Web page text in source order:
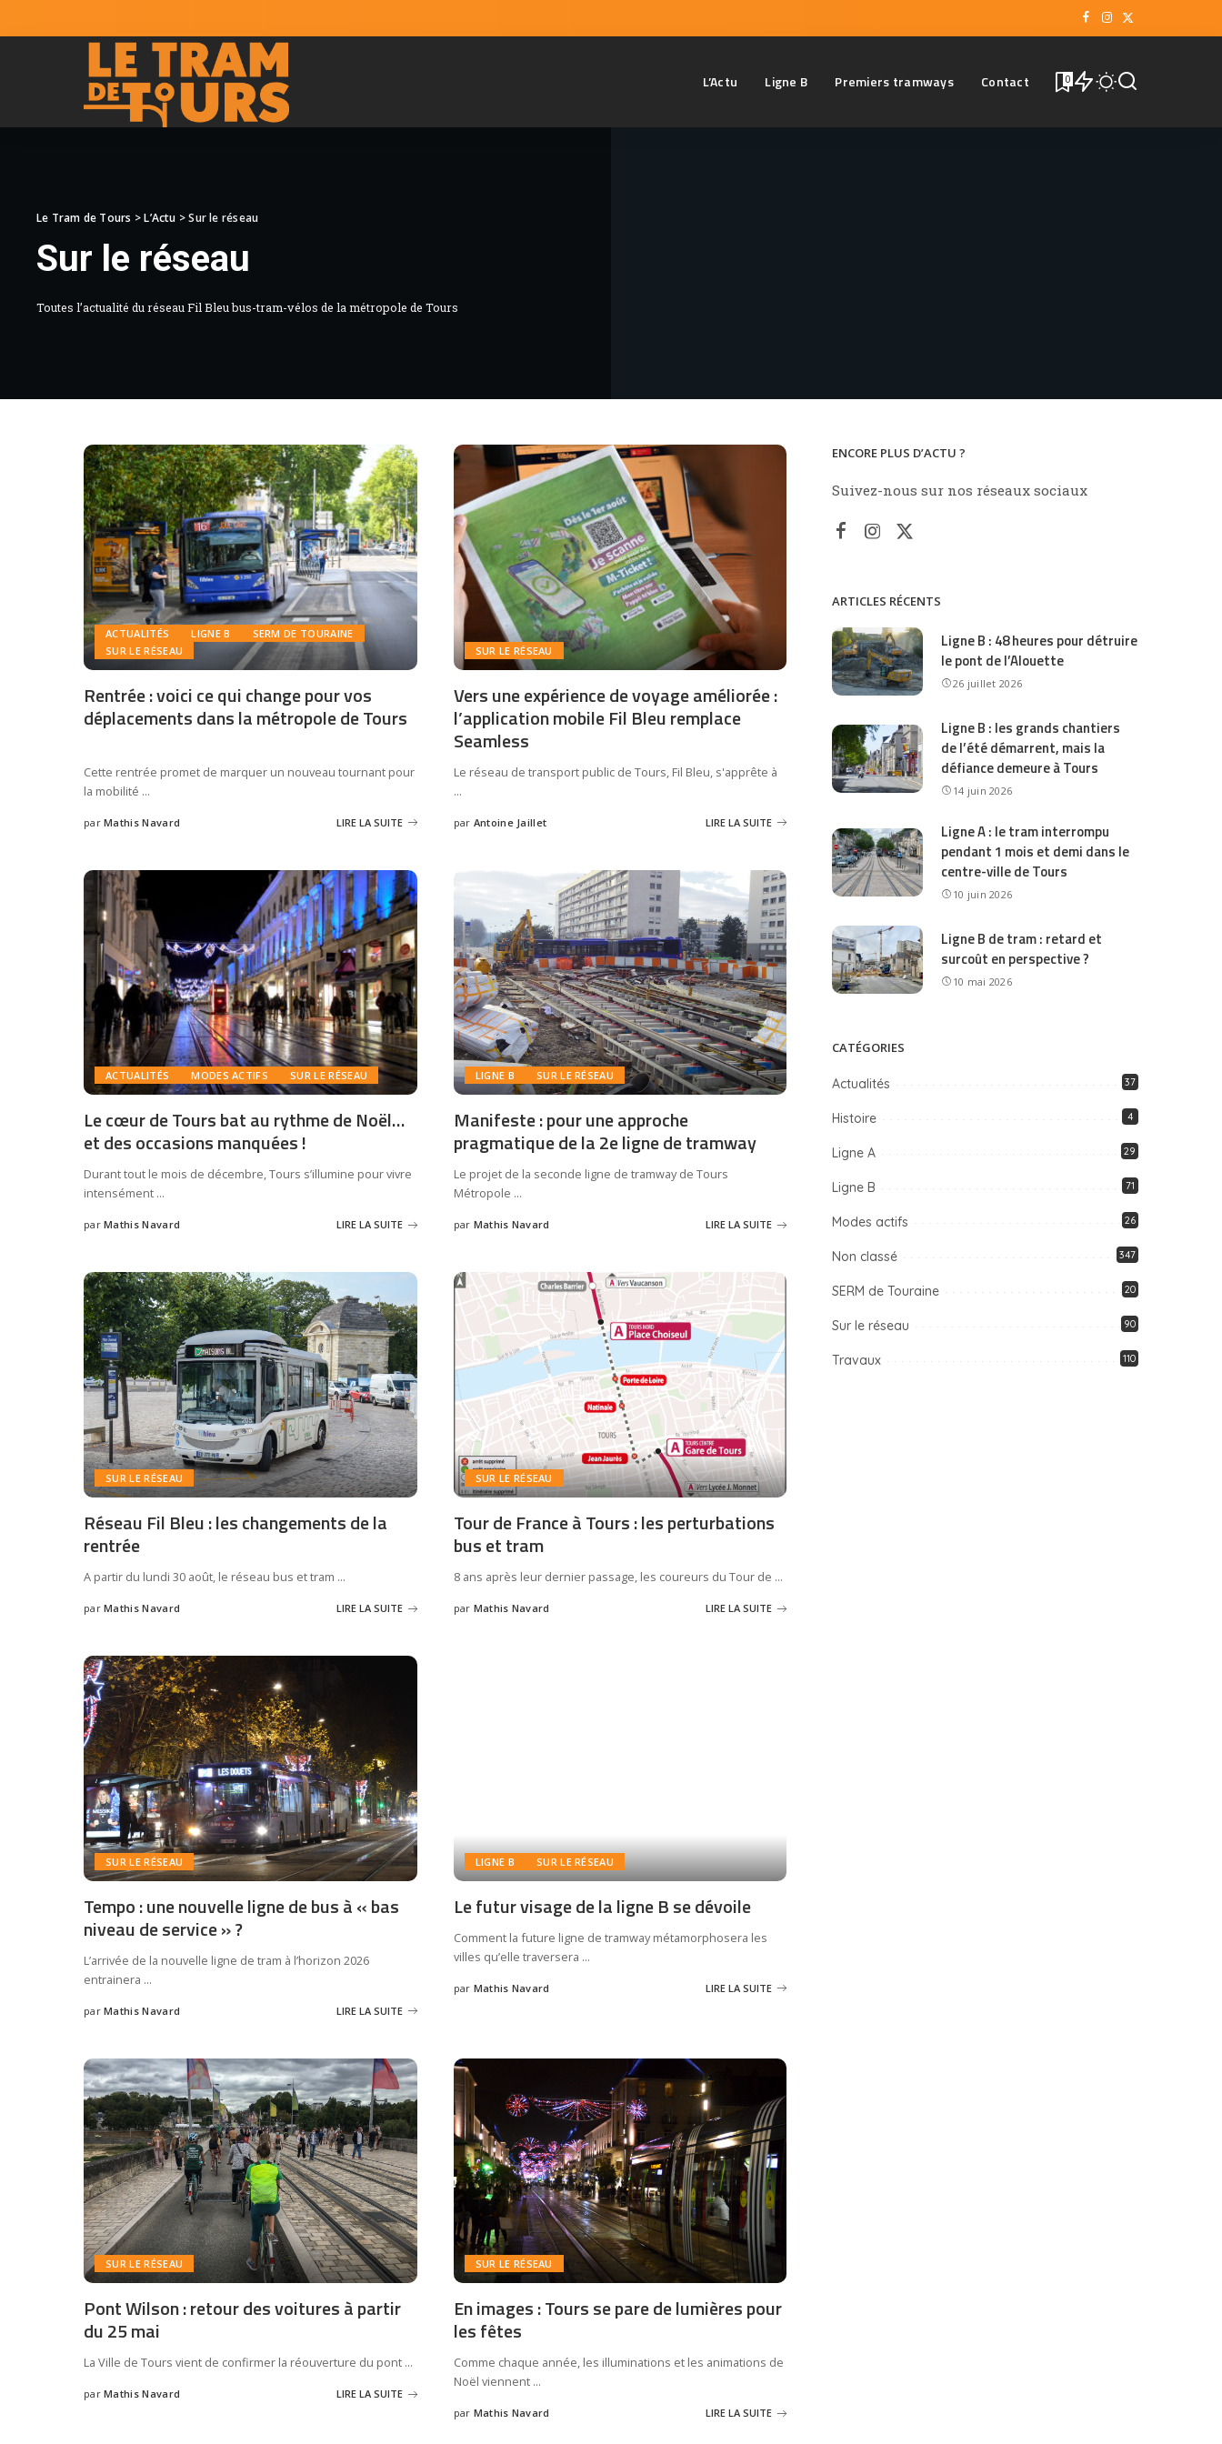
L’Actu Ligne B Premiers tramways Contact 0
Le Tram de Tours >L’Actu >Sur le réseau
Sur le réseau
Toutes l’actualité du réseau Fil Bleu bus-tram-vélos de la métropole de Tours
ACTUALITÉS LIGNE B
SERM DE TOURAINE
SUR LE RÉSEAU
Rentrée : voici ce qui change pour vos
déplacements dans la métropole de Tours
Cette rentrée promet de marquer un nouveau tournant pour
la mobilité ...
par Mathis Navard LIRE LA SUITE
SUR LE RÉSEAU
Vers une expérience de voyage améliorée :
l’application mobile Fil Bleu remplace
Seamless
Le réseau de transport public de Tours, Fil Bleu, s'apprête à
...
par Antoine Jaillet LIRE LA SUITE
ACTUALITÉS MODES ACTIFS SUR LE RÉSEAU
Le cœur de Tours bat au rythme de Noël…
et des occasions manquées !
Durant tout le mois de décembre, Tours s’illumine pour vivre
intensément ...
par Mathis Navard LIRE LA SUITE
LIGNE B SUR LE RÉSEAU
Manifeste : pour une approche
pragmatique de la 2e ligne de tramway
Le projet de la seconde ligne de tramway de Tours
Métropole ...
par Mathis Navard LIRE LA SUITE
SUR LE RÉSEAU
Réseau Fil Bleu : les changements de la
rentrée
A partir du lundi 30 août, le réseau bus et tram ...
par Mathis Navard LIRE LA SUITE
SUR LE RÉSEAU
Tour de France à Tours : les perturbations
bus et tram
8 ans après leur dernier passage, les coureurs du Tour de ...
par Mathis Navard LIRE LA SUITE
SUR LE RÉSEAU
Tempo : une nouvelle ligne de bus à « bas
niveau de service » ?
L’arrivée de la nouvelle ligne de tram à l’horizon 2026
entrainera ...
par Mathis Navard LIRE LA SUITE
LIGNE B SUR LE RÉSEAU
Le futur visage de la ligne B se dévoile
Comment la future ligne de tramway métamorphosera les
villes qu’elle traversera ...
par Mathis Navard LIRE LA SUITE
SUR LE RÉSEAU
Pont Wilson : retour des voitures à partir
du 25 mai
La Ville de Tours vient de confirmer la réouverture du pont ...
par Mathis Navard LIRE LA SUITE
SUR LE RÉSEAU
En images : Tours se pare de lumières pour
les fêtes
Comme chaque année, les illuminations et les animations de
Noël viennent ...
par Mathis Navard LIRE LA SUITE
ENCORE PLUS D’ACTU ?
Suivez-nous sur nos réseaux sociaux
ARTICLES RÉCENTS
Ligne B : 48 heures pour détruire
le pont de l’Alouette
26 juillet 2026
Ligne B : les grands chantiers
de l’été démarrent, mais la
défiance demeure à Tours
14 juin 2026
Ligne A : le tram interrompu
pendant 1 mois et demi dans le
centre-ville de Tours
10 juin 2026
Ligne B de tram : retard et
surcoût en perspective ?
10 mai 2026
CATÉGORIES
Actualités 37
Histoire 4
Ligne A 29
Ligne B 71
Modes actifs 26
Non classé 347
SERM de Touraine 20
Sur le réseau 90
Travaux 110